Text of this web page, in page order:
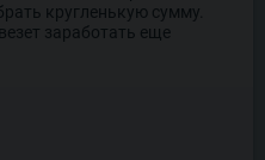
кругленькую сумму.
заработать еще